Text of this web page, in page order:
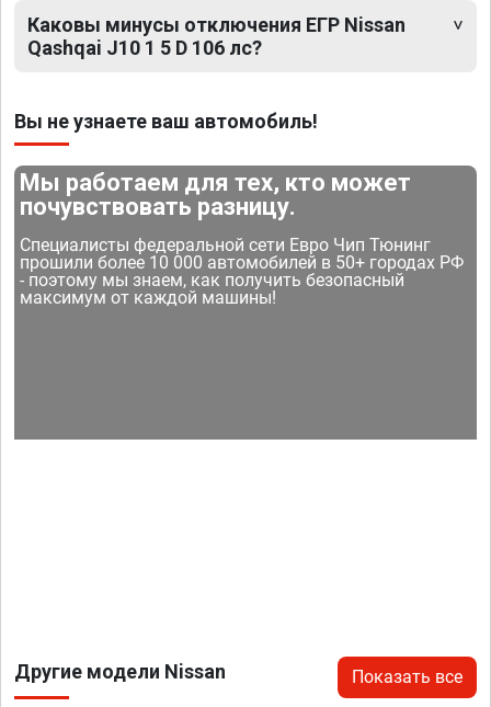
Каковы минусы отключения ЕГР Nissan
Qashqai J10 1 5 D 106 лс?
Вы не узнаете ваш автомобиль!
Мы работаем для тех, кто может
почувствовать разницу.
Специалисты федеральной сети Евро Чип Тюнинг
прошили более 10 000 автомобилей в 50+ городах РФ
- поэтому мы знаем, как получить безопасный
максимум от каждой машины!
Другие модели Nissan Показать все